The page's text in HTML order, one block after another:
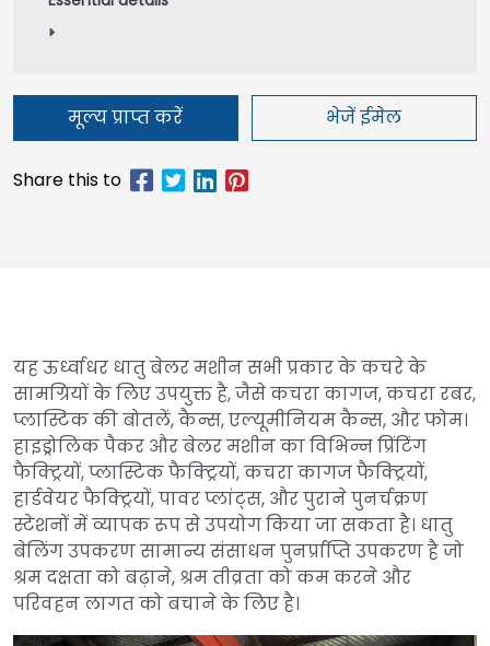
मूल्य प्राप्त करें भेजें ईमेल
यह ऊर्ध्वाधर धातु बेलर मशीन सभी प्रकार के कचरे के
सामग्रियों के लिए उपयुक्त है, जैसे कचरा कागज, कचरा रबर,
प्लास्टिक की बोतलें, कैन्स, एल्यूमीनियम कैन्स, और फोम।
हाइड्रोलिक पैकर और बेलर मशीन का विभिन्न प्रिंटिंग
फैक्ट्रियों, प्लास्टिक फैक्ट्रियों, कचरा कागज फैक्ट्रियों,
हार्डवेयर फैक्ट्रियों, पावर प्लांट्स, और पुराने पुनर्चक्रण
स्टेशनों में व्यापक रूप से उपयोग किया जा सकता है। धातु
बेलिंग उपकरण सामान्य संसाधन पुनर्प्राप्ति उपकरण है जो
श्रम दक्षता को बढ़ाने, श्रम तीव्रता को कम करने और
परिवहन लागत को बचाने के लिए है।